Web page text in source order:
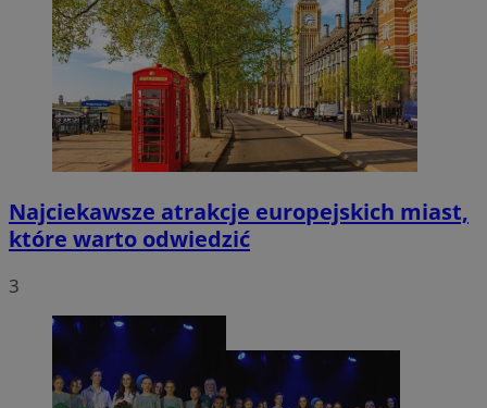
Najciekawsze atrakcje europejskich miast,
które warto odwiedzić
3